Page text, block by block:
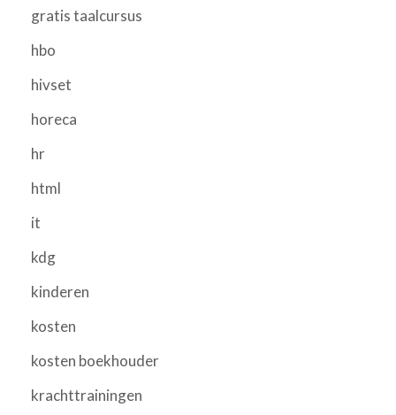
gratis taalcursus
hbo
hivset
horeca
hr
html
it
kdg
kinderen
kosten
kosten boekhouder
krachttrainingen